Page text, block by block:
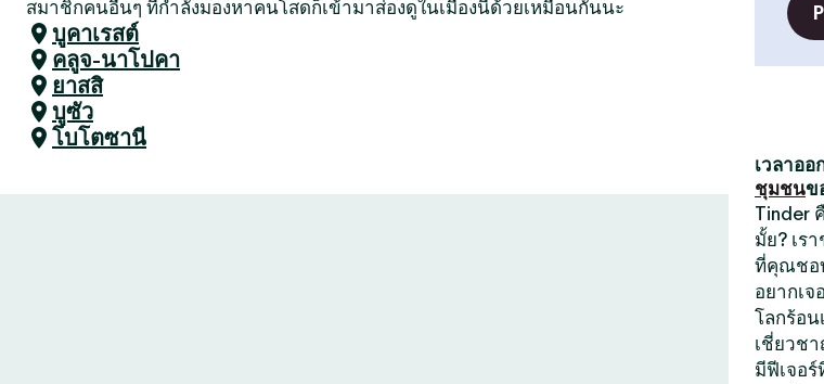
สมาชิกคนอื่นๆ ที่กำลังมองหาคนโสดก็เข้ามาส่องดูในเมืองนี้ด้วยเหมือนกันนะ
บูคาเรสต์
คลูจ-นาโปคา
ยาสสิ
บูซัว
โบโตซานี
เวลาอ
ชุมชนข
Tinder
มั้ย? เร
ที่คุณชอ
อยากเ
โลกร้อ
เชี่ยวช
มีฟีเจอ